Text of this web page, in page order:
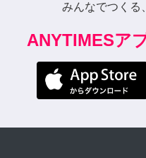
みんなでつくる
ANYTIMESア